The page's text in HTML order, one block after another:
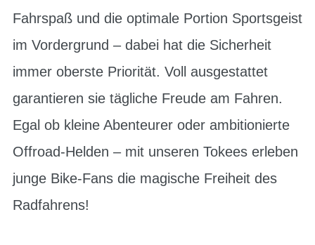
Fahrspaß und die optimale Portion Sportsgeist
im Vordergrund – dabei hat die Sicherheit
immer oberste Priorität. Voll ausgestattet
garantieren sie tägliche Freude am Fahren.
Egal ob kleine Abenteurer oder ambitionierte
Offroad-Helden – mit unseren Tokees erleben
junge Bike-Fans die magische Freiheit des
Radfahrens!